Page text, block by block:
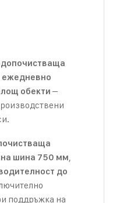
ежедневно
обекти –
шина 750 мм,
до
поддръжка на